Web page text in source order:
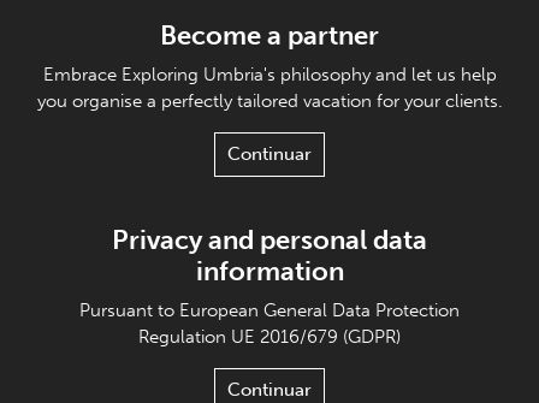
Become a partner
Embrace Exploring Umbria's philosophy and let us help
you organise a perfectly tailored vacation for your clients.
Continuar
Privacy and personal data
information
Pursuant to European General Data Protection
Regulation UE 2016/679 (GDPR)
Continuar